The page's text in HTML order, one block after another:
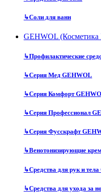
↳Соли для ванн
GEHWOL (Косметика
↳Профилактические
↳Серия Мед GEHWOL
↳Серия Комфорт
↳Серия Профессионал
↳Серия Фусскрафт
↳Венотонизирующие
↳Средства для рук и
↳Средства для ухода за